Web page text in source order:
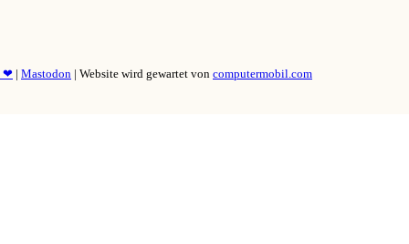
❤ | Mastodon | Website wird gewartet von computermobil.com